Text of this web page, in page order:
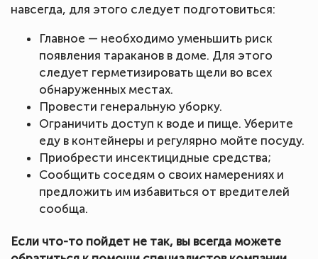
навсегда, для этого следует подготовиться:
Главное — необходимо уменьшить риск
появления тараканов в доме. Для этого
следует герметизировать щели во всех
обнаруженных местах.
Провести генеральную уборку.
Ограничить доступ к воде и пище. Уберите
еду в контейнеры и регулярно мойте посуду.
Приобрести инсектицидные средства;
Сообщить соседям о своих намерениях и
предложить им избавиться от вредителей
сообща.
Если что-то пойдет не так, вы всегда можете